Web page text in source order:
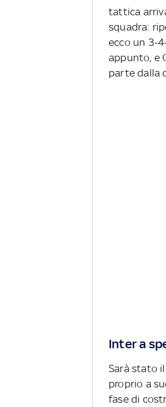
tattica
squadra:
ecco un 3-
appunto, e
parte dalla
Inter a
Sarà stato
proprio a
fase di